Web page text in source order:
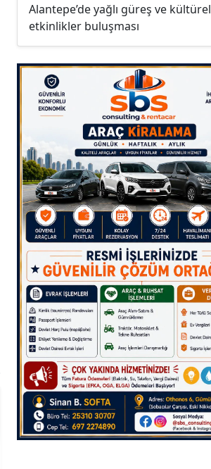
Alantepe’de yağlı güreş ve kültürel
etkinlikler buluşması